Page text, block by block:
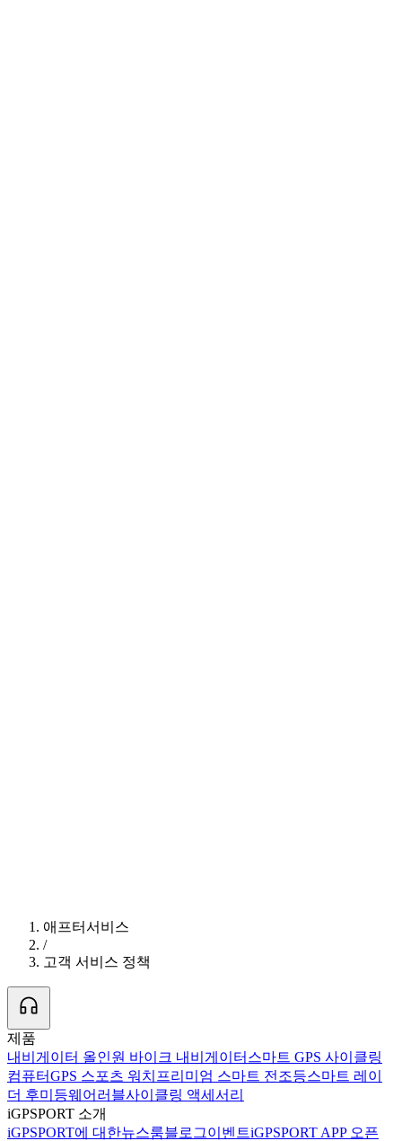
애프터서비스
/
고객 서비스 정책
제품
내비게이터 올인원 바이크 내비게이터 스마트 GPS 사이클링
컴퓨터GPS 스포츠 워치 프리미엄 스마트 전조등스마트 레이
더 후미등웨어러블사이클링 액세서리
iGPSPORT 소개
iGPSPORT에 대한뉴스룸블로그이벤트iGPSPORT APP 오픈